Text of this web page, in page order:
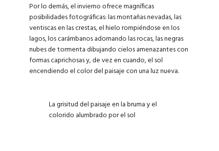
Por lo demás, el invierno ofrece magníficas
posibilidades fotográficas: las montañas nevadas, las
ventiscas en las crestas, el hielo rompiéndose en los
lagos, los carámbanos adornando las rocas, las negras
nubes de tormenta dibujando cielos amenazantes con
formas caprichosas y, de vez en cuando, el sol
encendiendo el color del paisaje con una luz nueva.
La grisitud del paisaje en la bruma y el
colorido alumbrado por el sol